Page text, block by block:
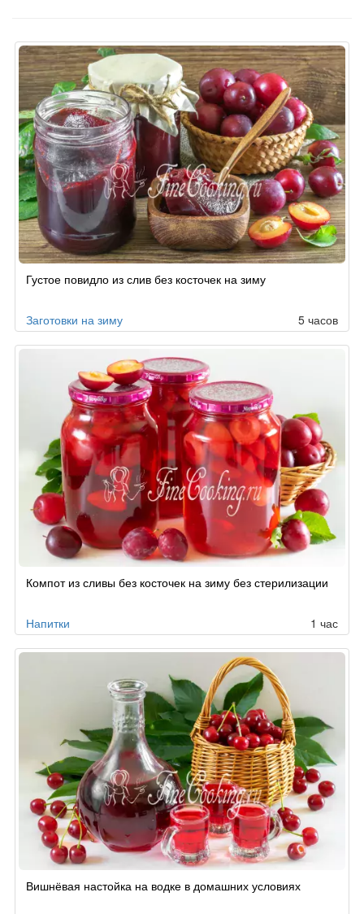
Густое повидло из слив без косточек на зиму
Заготовки на зиму 5 часов
Компот из сливы без косточек на зиму без стерилизации
Напитки 1 час
Вишнёвая настойка на водке в домашних условиях